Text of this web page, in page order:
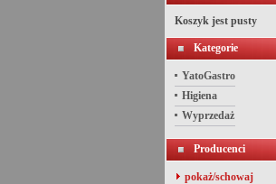
Koszyk jest pusty
Kategorie
YatoGastro
Higiena
Wyprzedaż
Producenci
pokaż/schowaj